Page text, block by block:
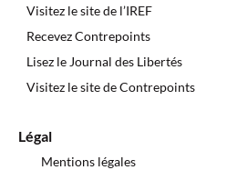
Visitez le site de l’IREF
Recevez Contrepoints
Lisez le Journal des Libertés
Visitez le site de Contrepoints
Légal
Mentions légales